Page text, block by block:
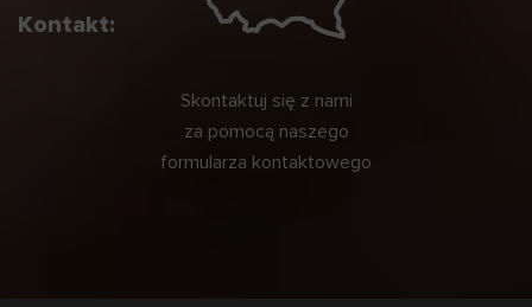
Kontakt:
Skontaktuj się z nami
za pomocą naszego
formularza kontaktowego